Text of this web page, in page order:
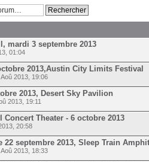
mardi 3 septembre 2013
01:04
2013,Austin City Limits Festival
2013, 19:06
2013, Desert Sky Pavilion
2013, 19:11
Concert Theater - 6 octobre 2013
20:58
22 septembre 2013, Sleep Train
2013, 18:33